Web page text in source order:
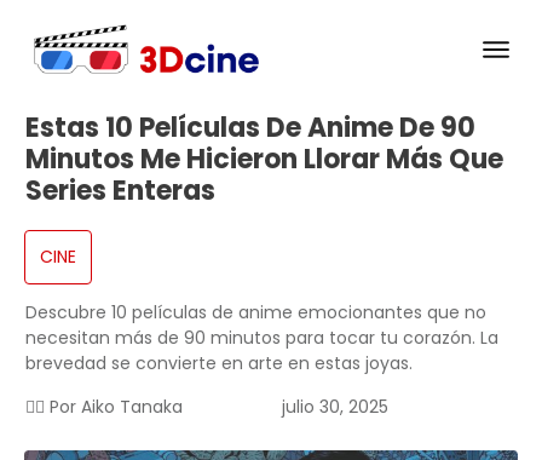
Estas 10 Películas De Anime De 90
Minutos Me Hicieron Llorar Más Que
Series Enteras
CINE
Descubre 10 películas de anime emocionantes que no
necesitan más de 90 minutos para tocar tu corazón. La
brevedad se convierte en arte en estas joyas.
✍🏻 Por Aiko Tanaka julio 30, 2025